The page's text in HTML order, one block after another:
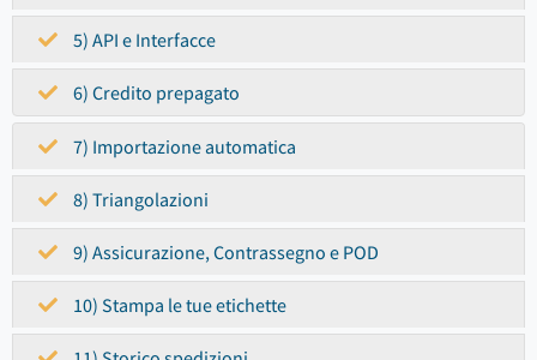
5) API e Interfacce
6) Credito prepagato
7) Importazione automatica
8) Triangolazioni
9) Assicurazione, Contrassegno e POD
10) Stampa le tue etichette